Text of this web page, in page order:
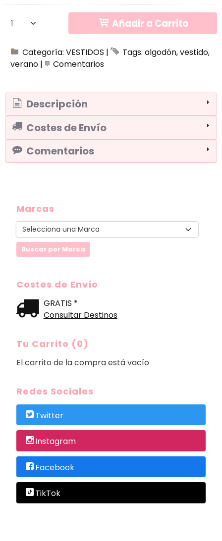
Marcas
Costes de Envío
GRATIS *
Consultar Destinos
Tu Carrito (0)
El carrito de la compra está vacío
Redes Sociales
Twitter
Instagram
Facebook
TikTok
Añadir a Carrito
Categoría: VESTIDOS | Tags: algodón vestido
verano | Comentarios
Descripción
Costes de Envío
Comentarios